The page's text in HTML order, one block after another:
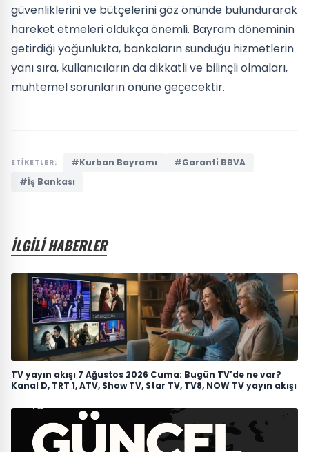
güvenliklerini ve bütçelerini göz önünde bulundurarak
hareket etmeleri oldukça önemli. Bayram döneminin
getirdiği yoğunlukta, bankaların sunduğu hizmetlerin
yanı sıra, kullanıcıların da dikkatli ve bilinçli olmaları,
muhtemel sorunların önüne geçecektir.
ETİKETLER: #Kurban Bayramı
#Garanti BBVA
#İş Bankası
İLGİLİ HABERLER
TV yayın akışı 7 Ağustos 2026 Cuma: Bugün TV’de ne var?
Kanal D, TRT 1, ATV, Show TV, Star TV, TV8, NOW TV yayın akışı